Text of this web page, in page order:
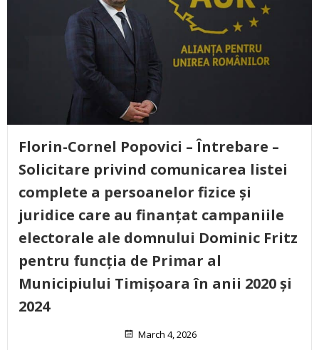
Florin-Cornel Popovici – Întrebare –
Solicitare privind comunicarea listei
complete a persoanelor fizice și
juridice care au finanțat campaniile
electorale ale domnului Dominic Fritz
pentru funcția de Primar al
Municipiului Timișoara în anii 2020 și
2024
March 4, 2026